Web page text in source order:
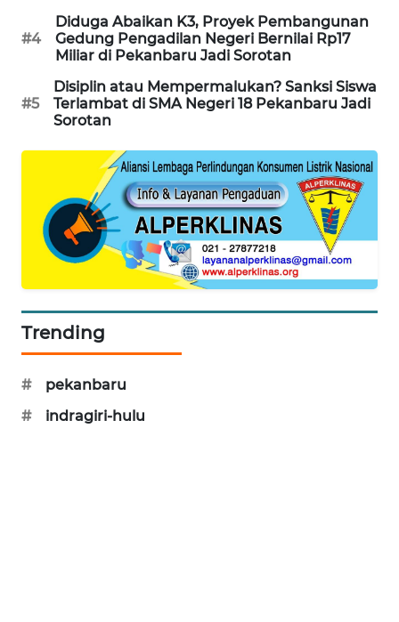
#4
Diduga Abaikan K3, Proyek Pembangunan
Gedung Pengadilan Negeri Bernilai Rp17
Miliar di Pekanbaru Jadi Sorotan
#5
Disiplin atau Mempermalukan? Sanksi Siswa
Terlambat di SMA Negeri 18 Pekanbaru Jadi
Sorotan
Trending
#
pekanbaru
#
indragiri-hulu
KRT
NEWS
KARING
NEWS
JURNAL
HUMBANG
NEWS
ENERGI